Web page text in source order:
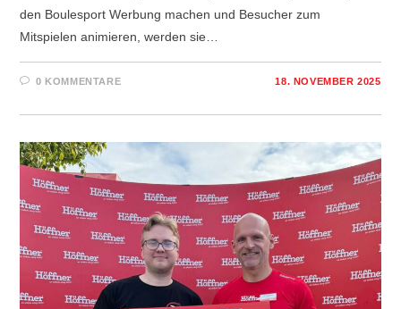
den Boulesport Werbung machen und Besucher zum
Mitspielen animieren, werden sie…
0 KOMMENTARE 18. NOVEMBER 2025